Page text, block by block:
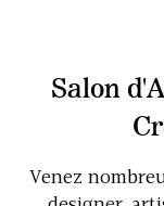
Salon
Venez